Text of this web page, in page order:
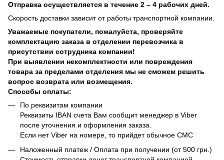
Отправка осуществляется в течение 2 – 4 рабочих дней.
Скорость доставки зависит от работы транспортной компании.
Уважаемые покупатели, пожалуйста, проверяйте
комплектацию заказа в отделении перевозчика в
присутствии сотрудника компании!
При выявлении некомплектности или повреждения
товара за пределами отделения мы не сможем решить
вопрос возврата или возмещения.
Способы оплаты:
По реквизитам компании
Реквизиты IBAN счета Вам сообщит менеджер в Viber
после уточнения и оформления заказа.
Если нет Viber на номере, то прийдет обычное СМС
Наложенный платеж / Оплата при получении (от 500 грн.)